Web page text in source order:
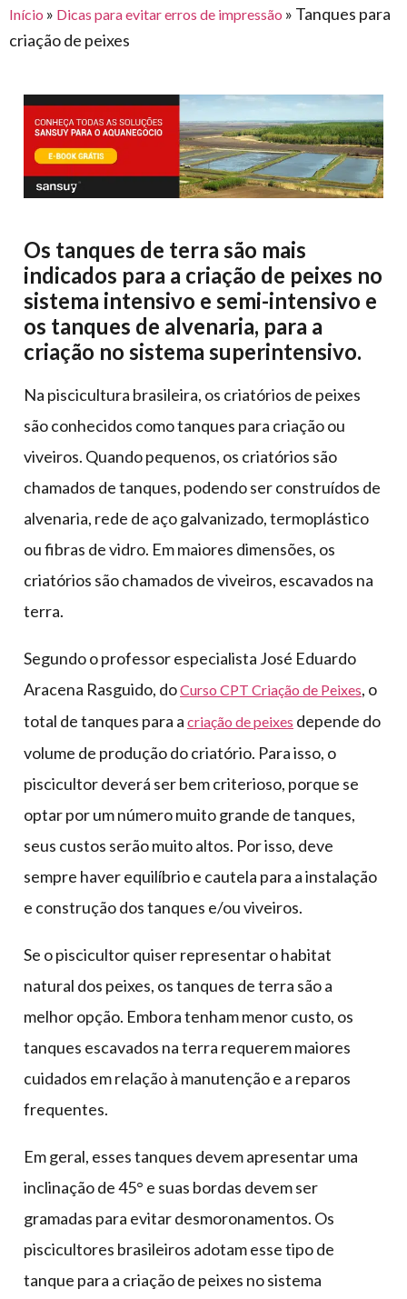
premiações
para
feira
offshore
piscinas
mercado
automotivo
calçados,
epi's
lonas
multiúso
e logística
armazenagem
de
caminhoneiro
Início » Dicas para evitar erros de impressão » Tanques para
criação de peixes
Os tanques de terra são mais
indicados para a criação de peixes no
sistema intensivo e semi-intensivo e
os tanques de alvenaria, para a
criação no sistema superintensivo.
Na piscicultura brasileira, os criatórios de peixes
são conhecidos como tanques para criação ou
viveiros. Quando pequenos, os criatórios são
chamados de tanques, podendo ser construídos de
alvenaria, rede de aço galvanizado, termoplástico
ou fibras de vidro. Em maiores dimensões, os
criatórios são chamados de viveiros, escavados na
terra.
Segundo o professor especialista José Eduardo
Aracena Rasguido, doCurso CPT Criação de Peixes, o
total de tanques para a criação de peixes depende do
volume de produção do criatório. Para isso, o
piscicultor deverá ser bem criterioso, porque se
optar por um número muito grande de tanques,
seus custos serão muito altos. Por isso, deve
sempre haver equilíbrio e cautela para a instalação
e construção dos tanques e/ou viveiros.
Se o piscicultor quiser representar o habitat
natural dos peixes, os tanques de terra são a
melhor opção. Embora tenham menor custo, os
tanques escavados na terra requerem maiores
cuidados em relação à manutenção e a reparos
frequentes.
Em geral, esses tanques devem apresentar uma
inclinação de 45° e suas bordas devem ser
gramadas para evitar desmoronamentos. Os
piscicultores brasileiros adotam esse tipo de
tanque para a criação de peixes no sistema